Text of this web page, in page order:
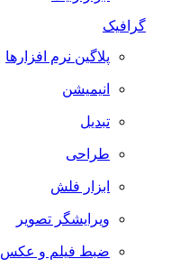
گرافیک
پلاگین نرم افزارها
انیمیشن
تبدیل
طراحی
ابزار فلش
ویرایشگر تصویر
ضبط فيلم و عكس